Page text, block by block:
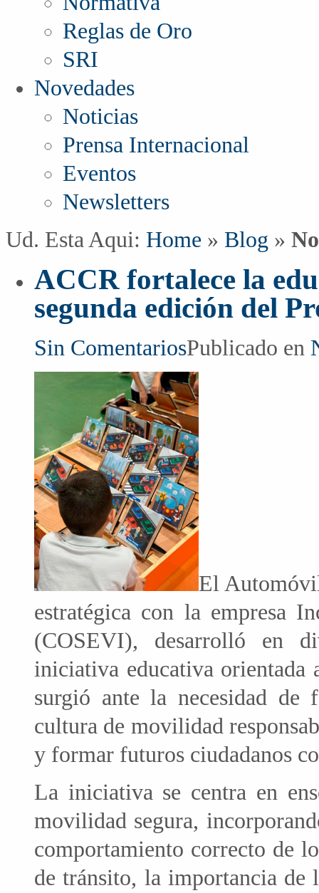
Reglas de Oro
SRI
Novedades
Noticias
Prensa Internacional
Eventos
Newsletters
Ud. Esta Aqui: Home » Blog »
ACCR fortalece la
segunda edición del
Sin ComentariosPublicado en
El
estratégica con la empresa
(COSEVI), desarrolló en
iniciativa educativa orientada
surgió ante la necesidad de
cultura de movilidad
y formar futuros ciudadanos
La iniciativa se centra en
movilidad segura,
comportamiento correcto de
de tránsito, la importancia de